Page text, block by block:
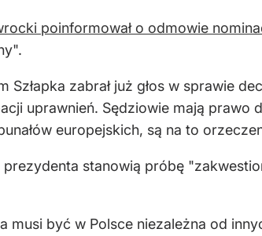
poinformował o odmowie
Szłapka zabrał już głos w sprawie
uprawnień. Sędziowie mają
europejskich, są na to
prezydenta stanowią próbę
musi być w Polsce niezależna od